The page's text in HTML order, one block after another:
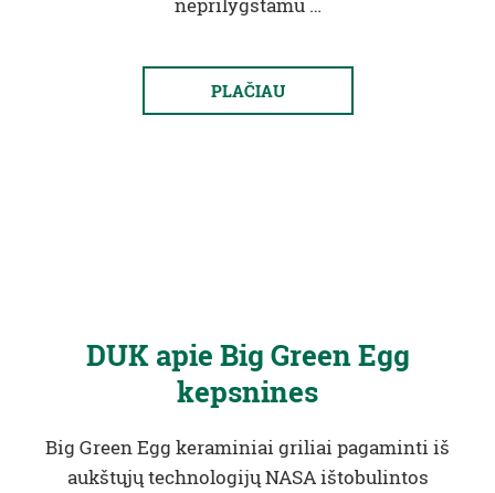
PLAČIAU
DUK apie Big Green Egg
kepsnines
Big Green Egg keraminiai griliai pagaminti iš
aukštųjų technologijų NASA ištobulintos